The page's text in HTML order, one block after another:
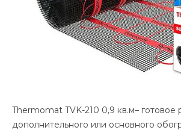
Thermomat TVK-210 0,9 кв.м–
дополнительного или основного